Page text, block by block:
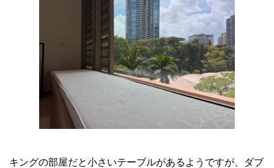
キングの部屋だと小さいテーブルがあるようですが、ダブ